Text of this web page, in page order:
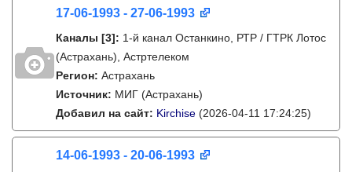
17-06-1993 - 27-06-1993
Каналы [3]: 1-й канал Останкино, РТР / ГТРК Лотос
(Астрахань), Астртелеком
Регион: Астрахань
Источник: МИГ (Астрахань)
Добавил на сайт: Kirchise (2026-04-11 17:24:25)
14-06-1993 - 20-06-1993